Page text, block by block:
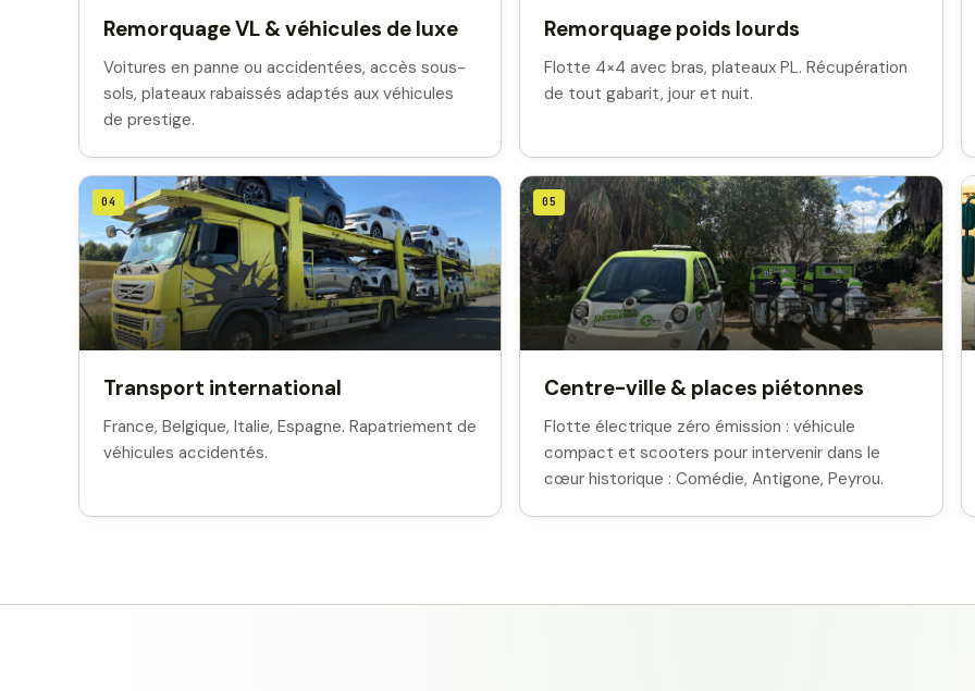
Remorquage VL & véhicules de luxe
Voitures en panne ou accidentées, accès sous-
sols, plateaux rabaissés adaptés aux véhicules
de prestige.
Remorquage poids lourds
Flotte 4×4 avec bras, plateaux PL. Récupération
de tout gabarit, jour et nuit.
04
Transport international
France, Belgique, Italie, Espagne. Rapatriement de
véhicules accidentés.
05
Centre-ville & places piétonnes
Flotte électrique zéro émission : véhicule
compact et scooters pour intervenir dans le
cœur historique : Comédie, Antigone, Peyrou.